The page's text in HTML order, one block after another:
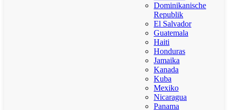
Dominikanische
Republik
El Salvador
Guatemala
Haiti
Honduras
Jamaika
Kanada
Kuba
Mexiko
Nicaragua
Panama